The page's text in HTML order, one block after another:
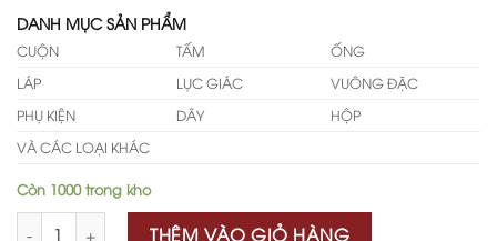
DANH MỤC SẢN PHẨM
CUỘN TẤM
ỐNG
LÁP
LỤC GIÁC
VUÔNG ĐẶC
PHỤ KIỆN
DÂY
HỘP
VÀ CÁC LOẠI KHÁC
Còn 1000 trong kho
THÊM VÀO GIỎ HÀNG